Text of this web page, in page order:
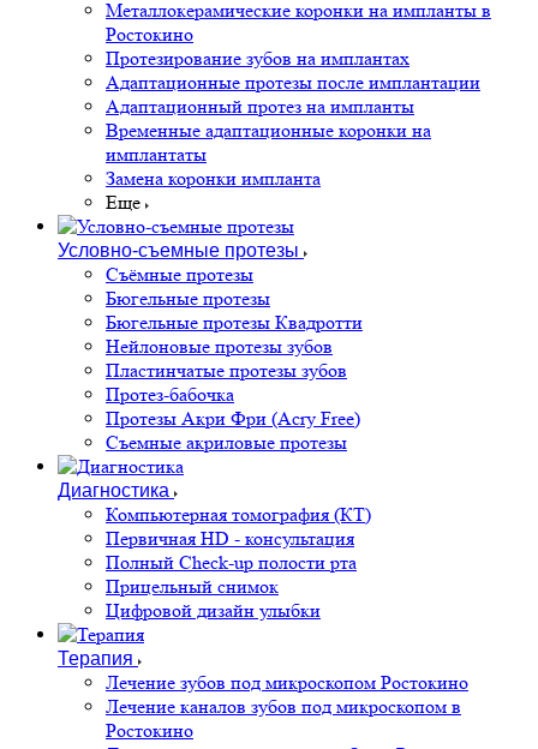
Металлокерамические коронки на импланты в
Ростокино
Протезирование зубов на имплантах
Адаптационные протезы после имплантации
Адаптационный протез на импланты
Временные адаптационные коронки на
имплантаты
Замена коронки импланта
Еще
Условно-съемные протезы
Съёмные протезы
Бюгельные протезы
Бюгельные протезы Квадротти
Нейлоновые протезы зубов
Пластинчатые протезы зубов
Протез-бабочка
Протезы Акри Фри (Acry Free)
Съемные акриловые протезы
Диагностика
Компьютерная томография (КТ)
Первичная HD - консультация
Полный Check-up полости рта
Прицельный снимок
Цифровой дизайн улыбки
Терапия
Лечение зубов под микроскопом Ростокино
Лечение каналов зубов под микроскопом в
Ростокино